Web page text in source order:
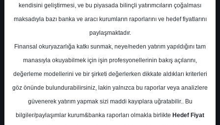
Analizi
S.No Dosya Adı İndir
1
ziraat-yatirim-teknik-
analiz-3245572
İlgili
Dosyayı İndir
kendisini geliştirmesi, ve bu piyasada bilinçli yatırımcıların çoğalması
maksadıyla bazı banka ve aracı kurumların raporlarını ve hedef fiyatlarını
paylaşmaktadır.
Finansal okuryazarlığa katkı sunmak, neye/neden yatırım yapıldığını tam
manasıyla okuyabilmek için işin profesyonellerinin bakış açılarını,
değerleme modellerini ve bir şirketi değerlerken dikkate aldıkları kriterleri
göz önünde bulundurabilirsiniz, lakin yalnızca bu raporlar veya analizlere
güvenerek yatırım yapmak sizi maddi kayıplara uğratabilir.. Bu
bilgiler/paylaşımlar kurum&banka raporları olmakla birlikte Hedef Fiyat